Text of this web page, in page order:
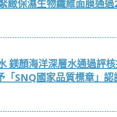
緻保濕生物纖維面膜通
鎂顏海洋深層水通過評
「SNQ國家品質標章」認